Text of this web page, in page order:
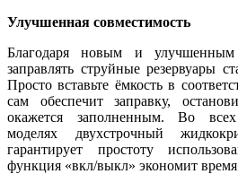
Улучшенная совместимость
Благодаря новым и
заправлять струйные резервуары
Просто вставьте ёмкость в
сам обеспечит заправку,
окажется заполненным. Во
моделях двухстрочный
гарантирует простоту
функция «вкл/выкл» экономит